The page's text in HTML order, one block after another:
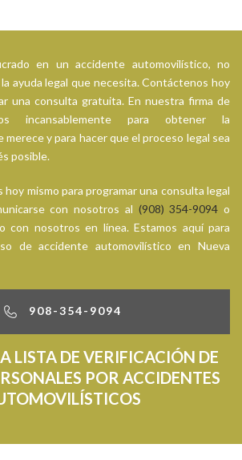
en un accidente automovilístico, no
ayuda legal que necesita. Contáctenos hoy
una consulta gratuita. En nuestra firma de
incansablemente para obtener la
merece y para hacer que el proceso legal sea
posible.
hoy mismo para programar una consulta legal
con nosotros al (908) 354-9094 o
con nosotros en línea. Estamos aquí para
de accidente automovilístico en Nueva
908-354-9094
LISTA DE VERIFICACIÓN DE
POR ACCIDENTES